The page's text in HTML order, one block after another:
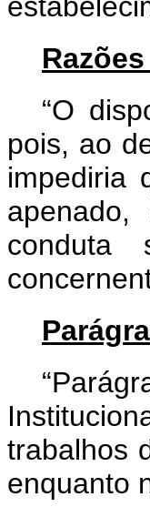
“O
pois, ao
impediria
conduta
trabalhos
enquanto